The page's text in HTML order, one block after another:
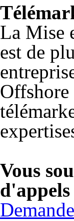
La Mise
est de
Offshore
Vous